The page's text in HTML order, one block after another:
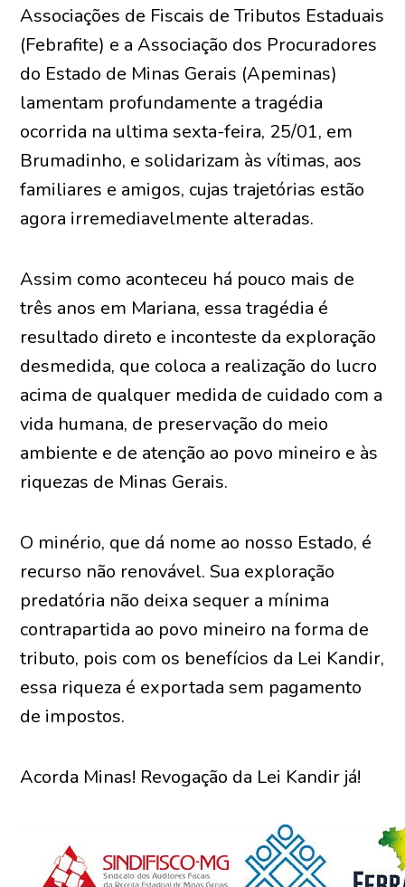
Associações de Fiscais de Tributos Estaduais
(Febrafite) e a Associação dos Procuradores
do Estado de Minas Gerais (Apeminas)
lamentam profundamente a tragédia
ocorrida na ultima sexta-feira, 25/01, em
Brumadinho, e solidarizam às vítimas, aos
familiares e amigos, cujas trajetórias estão
agora irremediavelmente alteradas.
Assim como aconteceu há pouco mais de
três anos em Mariana, essa tragédia é
resultado direto e inconteste da exploração
desmedida, que coloca a realização do lucro
acima de qualquer medida de cuidado com a
vida humana, de preservação do meio
ambiente e de atenção ao povo mineiro e às
riquezas de Minas Gerais.
O minério, que dá nome ao nosso Estado, é
recurso não renovável. Sua exploração
predatória não deixa sequer a mínima
contrapartida ao povo mineiro na forma de
tributo, pois com os benefícios da Lei Kandir,
essa riqueza é exportada sem pagamento
de impostos.
Acorda Minas! Revogação da Lei Kandir já!